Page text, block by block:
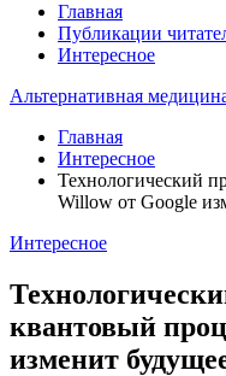
Главная
Публикации
Интересное
Альтернативная
Главная
Интересное
Технологический
Willow от Google
Интересное
квантовый
изменит